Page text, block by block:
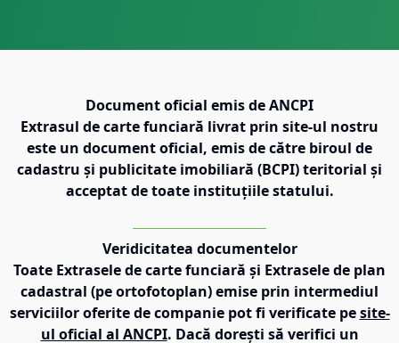
Document oficial emis de ANCPI
Extrasul de carte funciară livrat prin site-ul nostru
este un document oficial, emis de către biroul de
cadastru și publicitate imobiliară (BCPI) teritorial și
acceptat de toate instituțiile statului.
Veridicitatea documentelor
Toate Extrasele de carte funciară și Extrasele de plan
cadastral (pe ortofotoplan) emise prin intermediul
serviciilor oferite de companie pot fi verificate pe site-
ul oficial al ANCPI. Dacă dorești să verifici un